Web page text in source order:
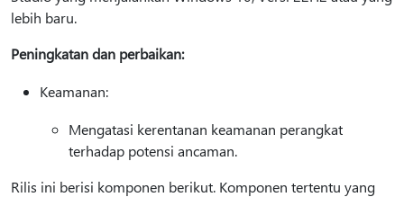
lebih baru.
Peningkatan dan perbaikan:
Keamanan:
Mengatasi kerentanan keamanan perangkat
terhadap potensi ancaman.
Rilis ini berisi komponen berikut. Komponen tertentu yang